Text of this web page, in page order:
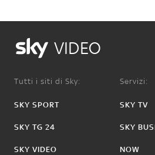
VIDEO
Tutti i siti di Sky:
SKY SPORT
SKY TG 24
SKY VIDEO
Servizi:
SKY TV
SKY
NOW